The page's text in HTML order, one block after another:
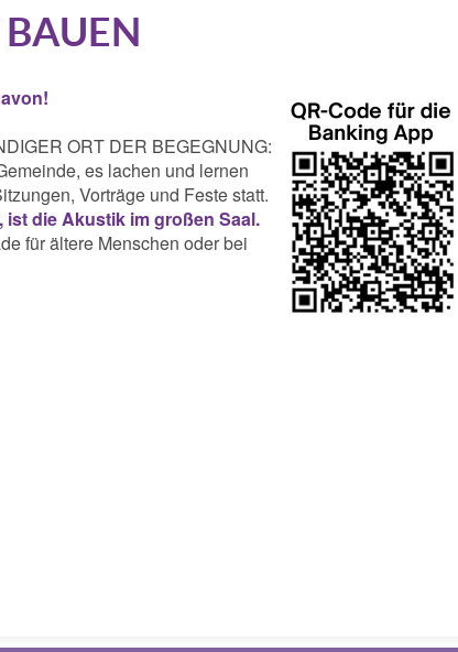
ORT DER BEGEGNUNG:
es lachen und lernen
Vorträge und Feste statt.
die Akustik im großen Saal.
für ältere Menschen oder bei